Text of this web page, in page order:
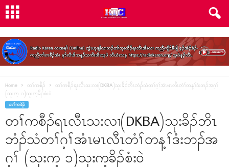
Home တၢ်ကစီၣ်
တၢ်ကစီၣ်ရၤလီၤသးလၢ(DKBA)သုးခိၣ်ဘိၤဘံၣ်သံတၢ်ဂ့ၢ်အံၤမၤလီၤတံၢ်တန့ၢ်ဒံးဘၣ်အဂ့ၢ်
(သုးက့ ၁)သုးက့ခိၣ်စံးဝဲ
တၢ်ကစီၣ်
တၢ်ကစီၣ်ရၤလီၤသးလၢ(DKBA)သုးခိၣ်ဘိၤ
ဘံၣ်သံတၢ်ဂ့ၢ်အံၤမၤလီၤတံၢ်တန့ၢ်ဒံးဘၣ်အ
ဂ့ၢ် (သုးက့ ၁)သုးက့ခိၣ်စံးဝဲ